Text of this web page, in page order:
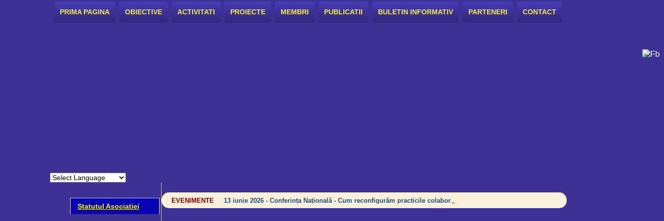
PRIMA PAGINA OBIECTIVE ACTIVITATI PROIECTE MEMBRI PUBLICATII BULETIN INFORMATIV PARTENERI CONTACT
Statutul Asociatiei
EVENIMENTE 13 iunie 2026 - Conferința Națională - Cum reconfigurăm practicile colaborative în școală pentru echitate și incluziune?, Ploiești